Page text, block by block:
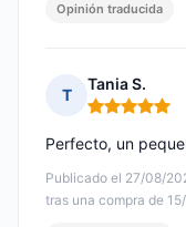
Opinión traducida
T
Tania S.
Nota: 5 de 5
Publicado el 27/08/
tras una compra de
Perfecto, un